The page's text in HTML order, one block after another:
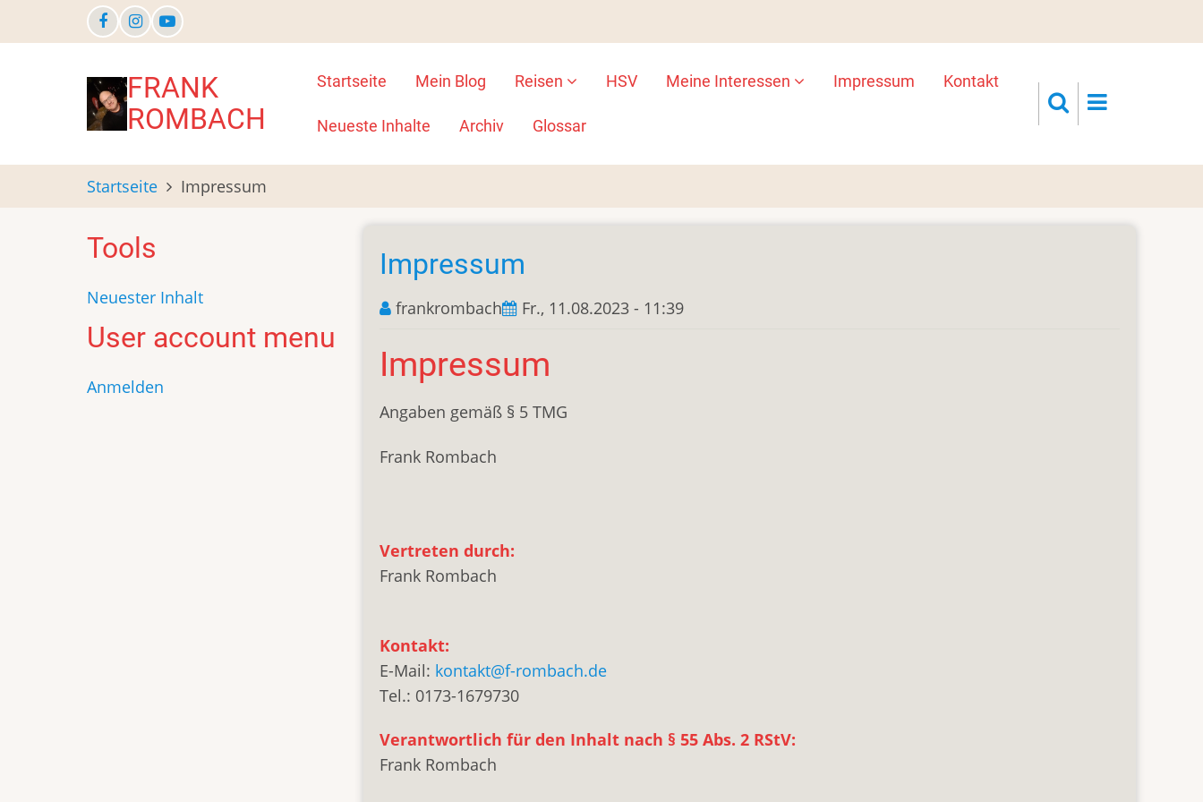
zum
FRANK
ROMBACH
Main
navigation
Startseite Mein Blog Reisen HSV Meine Interessen Impressum Kontakt
Neueste Inhalte Archiv Glossar
Startseite Impressum
Impressum
frankrombach Fr., 11.08.2023 - 11:39
Impressum
Angaben gemäß § 5 TMG
Frank Rombach
Vertreten durch:
Frank Rombach
Kontakt:
E-Mail: kontakt@f-rombach.de
Tel.: 0173-1679730
Verantwortlich für den Inhalt nach § 55 Abs. 2 RStV:
Frank Rombach
Tools
Neuester Inhalt
User account menu
Anmelden